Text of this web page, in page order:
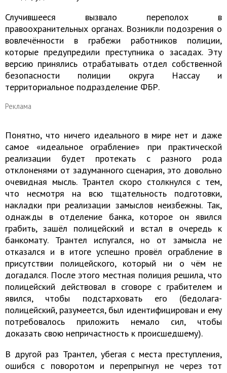
Случившееся вызвало переполох в
правоохранительных органах. Возникли подозрения о
вовлечённости в грабежи работников полиции,
которые предупредили преступника о засадах. Эту
версию принялись отрабатывать отдел собственной
безопасности полиции округа Нассау и
территориальное подразделение ФБР.
Реклама
Понятно, что ничего идеального в мире нет и даже
самое «идеальное ограбление» при практической
реализации будет протекать с разного рода
отклоненями от задуманного сценария, это довольно
очевидная мысль. Трантел скоро столкнулся с тем,
что несмотря на всю тщательность подготовки,
накладки при реализации замыслов неизбежны. Так,
однажды в отделение банка, которое он явился
грабить, зашёл полицейский и встал в очередь к
банкомату. Трантел испугался, но от замысла не
отказался и в итоге успешно провёл ограбление в
присутствии полицейского, который ни о чём не
догадался. После этого местная полиция решила, что
полицейский действовал в сговоре с грабителем и
явился, чтобы подстарховать его (бедолага-
полицейский, разумеется, был идентифицирован и ему
потребовалось приложить немало сил, чтобы
доказать свою непричастность к происшедшему).
В другой раз Трантел, убегая с места преступления,
ошибся с поворотом и перепрыгнул не через тот